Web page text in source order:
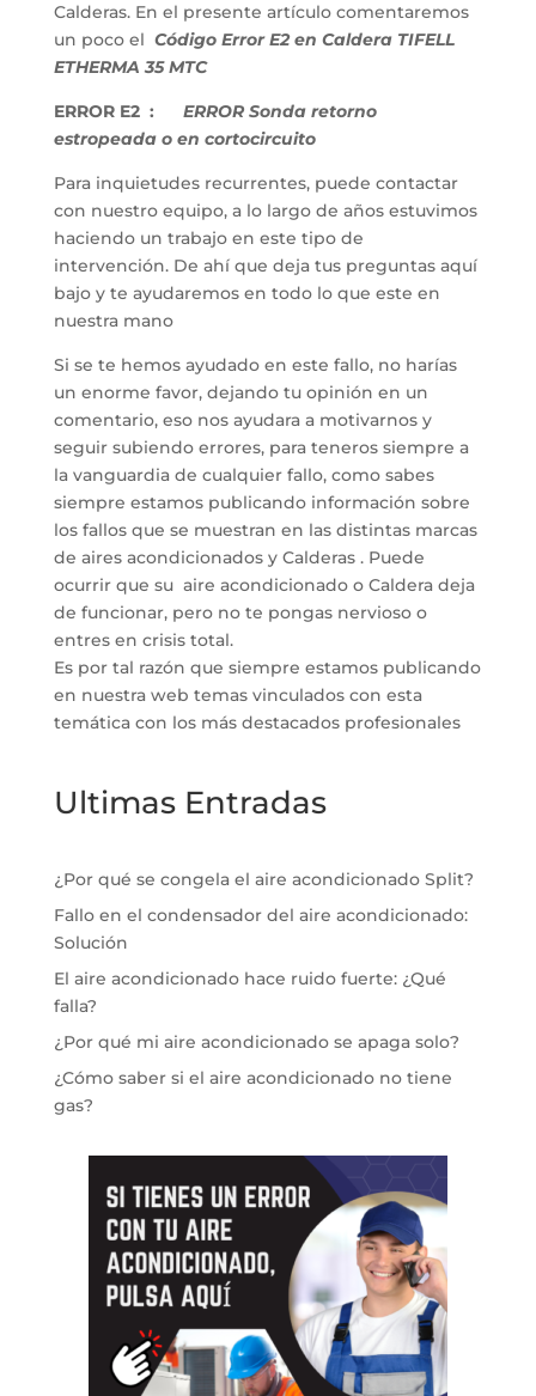
Calderas. En el presente artículo comentaremos
un poco el Código Error E2 en Caldera TIFELL
ETHERMA 35 MTC
ERROR E2 :
ERROR Sonda retorno
estropeada o en cortocircuito
Para inquietudes recurrentes, puede contactar
con nuestro equipo, a lo largo de años estuvimos
haciendo un trabajo en este tipo de
intervención. De ahí que deja tus preguntas aquí
bajo y te ayudaremos en todo lo que este en
nuestra mano
Si se te hemos ayudado en este fallo, no harías
un enorme favor, dejando tu opinión en un
comentario, eso nos ayudara a motivarnos y
seguir subiendo errores, para teneros siempre a
la vanguardia de cualquier fallo, como sabes
siempre estamos publicando información sobre
los fallos que se muestran en las distintas marcas
de aires acondicionados y Calderas . Puede
ocurrir que su aire acondicionado o Caldera deja
de funcionar, pero no te pongas nervioso o
entres en crisis total.
Es por tal razón que siempre estamos publicando
en nuestra web temas vinculados con esta
temática con los más destacados profesionales
Ultimas Entradas
¿Por qué se congela el aire acondicionado Split?
Fallo en el condensador del aire acondicionado:
Solución
El aire acondicionado hace ruido fuerte: ¿Qué
falla?
¿Por qué mi aire acondicionado se apaga solo?
¿Cómo saber si el aire acondicionado no tiene
gas?